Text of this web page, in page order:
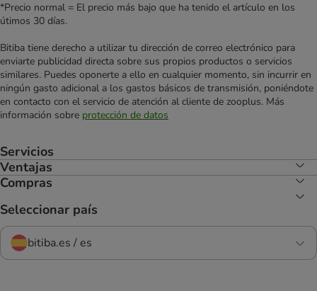
*Precio normal = El precio más bajo que ha tenido el artículo en los
útimos 30 días.
Bitiba tiene derecho a utilizar tu dirección de correo electrónico para
enviarte publicidad directa sobre sus propios productos o servicios
similares. Puedes oponerte a ello en cualquier momento, sin incurrir en
ningún gasto adicional a los gastos básicos de transmisión, poniéndote
en contacto con el servicio de atención al cliente de zooplus. Más
información sobre protección de datos
Servicios
Ventajas
Compras
Seleccionar país
bitiba.es / es